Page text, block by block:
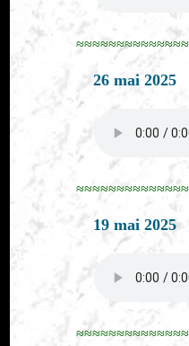
26 mai 2025
19 mai 2025